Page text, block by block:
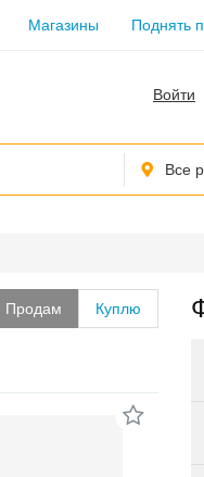
Магазины Поднять
Войти
Все
Продам Куплю